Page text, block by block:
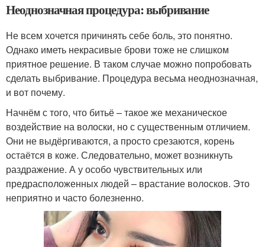
Неоднозначная процедура: выбривание
Не всем хочется причинять себе боль, это понятно.
Однако иметь некрасивые брови тоже не слишком
приятное решение. В таком случае можно попробовать
сделать выбривание. Процедура весьма неоднозначная,
и вот почему.
Начнём с того, что битьё – такое же механическое
воздействие на волоски, но с существенным отличием.
Они не выдёргиваются, а просто срезаются, корень
остаётся в коже. Следовательно, может возникнуть
раздражение. А у особо чувствительных или
предрасположенных людей – врастание волосков. Это
неприятно и часто болезненно.